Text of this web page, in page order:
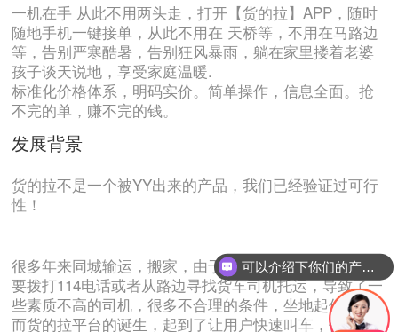
一机在手 从此不用两头走，打开【货的拉】APP，随时
随地手机一键接单，从此不用在 天桥等，不用在马路边
等，告别严寒酷暑，告别狂风暴雨，躺在家里搂着老婆
孩子谈天说地，享受家庭温暖.
标准化价格体系，明码实价。简单操作，信息全面。抢
不完的单，赚不完的钱。
发展背景
货的拉不是一个被YY出来的产品，我们已经验证过可行
性！
很多年来同城输运，搬家，由于信息不对称，托运人需
要拨打114电话或者从路边寻找货车司机托运，导致了一
些素质不高的司机，很多不合理的条件，坐地起价，
而货的拉平台的诞生，起到了让用户快速叫车，价格合
可以介绍下你们的产品么